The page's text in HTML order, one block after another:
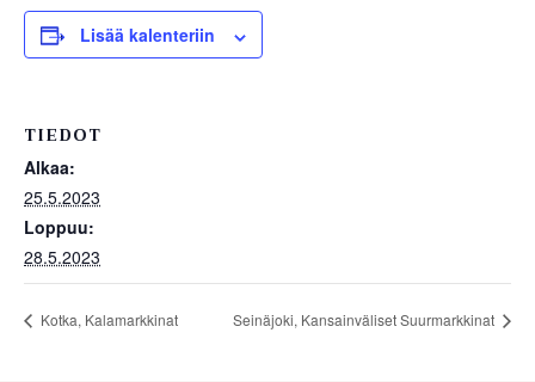
Lisää kalenteriin
TIEDOT
Alkaa:
25.5.2023
Loppuu:
28.5.2023
Kotka, Kalamarkkinat Seinäjoki, Kansainväliset Suurmarkkinat